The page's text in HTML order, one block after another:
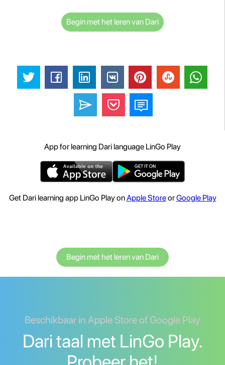
Begin met het leren van Dari
App for learning Dari language LinGo Play
Get Dari learning app LinGo Play onApple StoreorGoogle Play
Begin met het leren van Dari
Beschikbaar in Apple Store of Google Play
Dari taal met LinGo Play.